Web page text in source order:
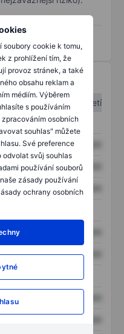
soubory cookie k tomu,
z prohlížení tím, že
provoz stránek, a také
obsahu reklam a
médiím. Výběrem
s používáním
osobních
souhlas" můžete
Své preference
svůj souhlas
používání souborů
zásady používání
ochrany osobních
/
1. čtvrtletí
2. čtvrtletí
XXXXXXX
XXXXXXX
XXXXXXX
XXXXXXX